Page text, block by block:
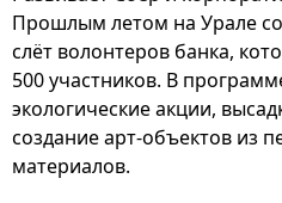
Прошлым летом на Урале
слёт волонтеров банка,
500 участников. В
экологические акции,
создание арт-объектов из
материалов.